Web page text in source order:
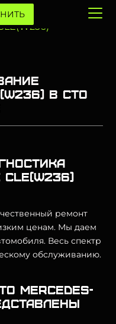
в СТО
ремонт
ценам. Мы даем
Весь спектр
обслуживанию.
Mercedes-